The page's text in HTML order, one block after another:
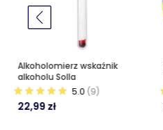
Alkoholomierz wskaźnik
alkoholu Solla
5.0 (9)
22,99 zł